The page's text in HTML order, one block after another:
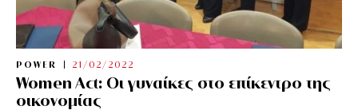
POWER 21/02/2022
Women Act: Οι γυναίκες στο επίκεντρο της
οικονομίας